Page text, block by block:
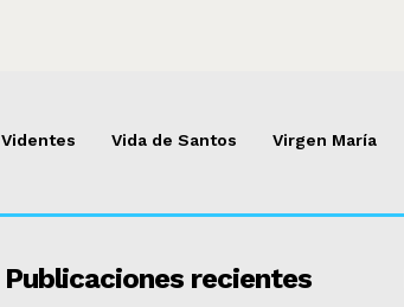
Videntes Vida de Santos Virgen María
Publicaciones recientes